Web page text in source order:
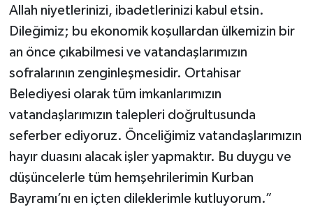
Allah niyetlerinizi, ibadetlerinizi kabul etsin.
Dileğimiz; bu ekonomik koşullardan ülkemizin bir
an önce çıkabilmesi ve vatandaşlarımızın
sofralarının zenginleşmesidir. Ortahisar
Belediyesi olarak tüm imkanlarımızın
vatandaşlarımızın talepleri doğrultusunda
seferber ediyoruz. Önceliğimiz vatandaşlarımızın
hayır duasını alacak işler yapmaktır. Bu duygu ve
düşüncelerle tüm hemşehrilerimin Kurban
Bayramı’nı en içten dileklerimle kutluyorum.”